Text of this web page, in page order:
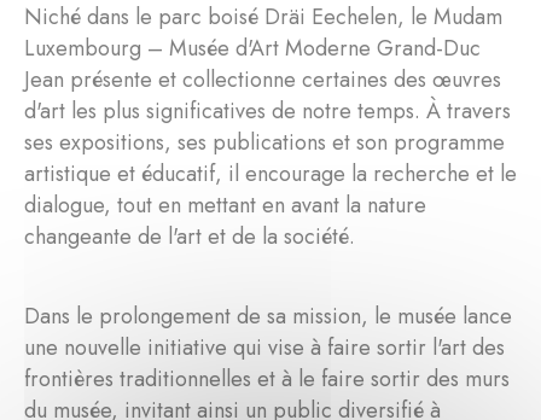
Niché dans le parc boisé Dräi Eechelen, le Mudam
Luxembourg – Musée d'Art Moderne Grand-Duc
Jean présente et collectionne certaines des œuvres
d'art les plus significatives de notre temps. À travers
ses expositions, ses publications et son programme
artistique et éducatif, il encourage la recherche et le
dialogue, tout en mettant en avant la nature
changeante de l'art et de la société.
Dans le prolongement de sa mission, le musée lance
une nouvelle initiative qui vise à faire sortir l'art des
frontières traditionnelles et à le faire sortir des murs
du musée, invitant ainsi un public diversifié à